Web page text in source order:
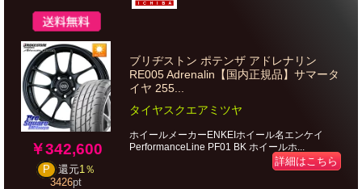
￥342,600
P 還元1％
3426pt
ブリヂストン ポテンザ アドレナリン
RE005 Adrenalin【国内正規品】サマータ
イヤ 255...
タイヤスクエアミツヤ
ホイールメーカーENKEIホイール名エンケイ
PerformanceLine PF01 BK ホイールホ...
詳細はこちら